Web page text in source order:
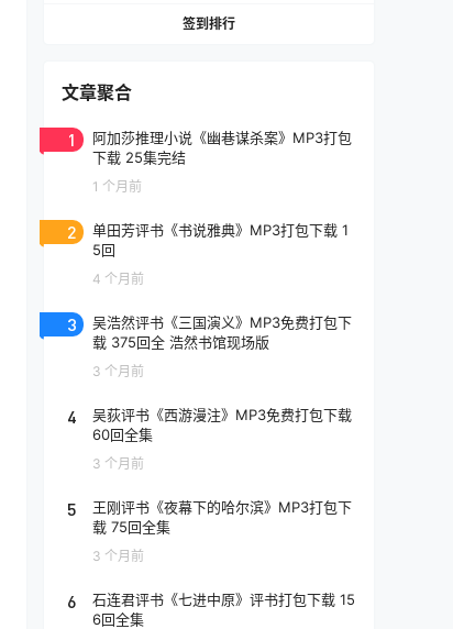
签到排行
文章聚合
1
阿加莎推理小说《幽巷谋杀案》MP3打包
下载 25集完结
1 个月前
2
单田芳评书《书说雅典》MP3打包下载 1
5回
4 个月前
3
吴浩然评书《三国演义》MP3免费打包下
载 375回全 浩然书馆现场版
3 个月前
4
吴荻评书《西游漫注》MP3免费打包下载
60回全集
3 个月前
5
王刚评书《夜幕下的哈尔滨》MP3打包下
载 75回全集
3 个月前
6
石连君评书《七进中原》评书打包下载 15
6回全集